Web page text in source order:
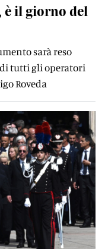
è il giorno del
sarà reso
tutti gli operatori
Roveda